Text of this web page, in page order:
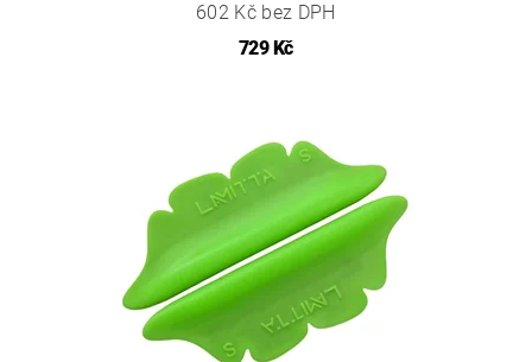
602 Kč bez DPH
729 Kč